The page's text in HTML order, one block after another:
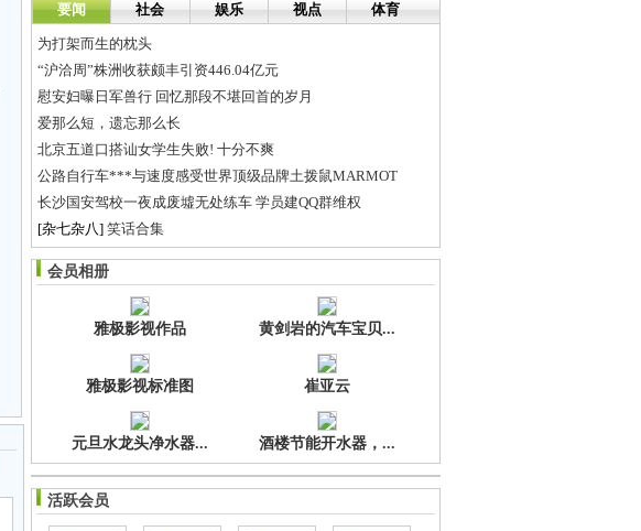
要闻
社会 娱乐 视点 体育
为打架而生的枕头
“沪洽周”株洲收获颇丰引资446.04亿元
慰安妇曝日军兽行 回忆那段不堪回首的岁月
爱那么短，遗忘那么长
北京五道口搭讪女学生失败! 十分不爽
公路自行车***与速度感受世界顶级品牌土拨鼠MARMOT
长沙国安驾校一夜成废墟无处练车 学员建QQ群维权
[杂七杂八] 笑话合集
揭秘韩国热映史实古装大片《鸣梁》海战大捷致胜关键
保护长株潭“大水缸” 公益活动启动
会员相册
雅极影视作品 黄剑岩的汽车宝贝...
雅极影视标准图 崔亚云
元旦水龙头净水器... 酒楼节能开水器，...
活跃会员